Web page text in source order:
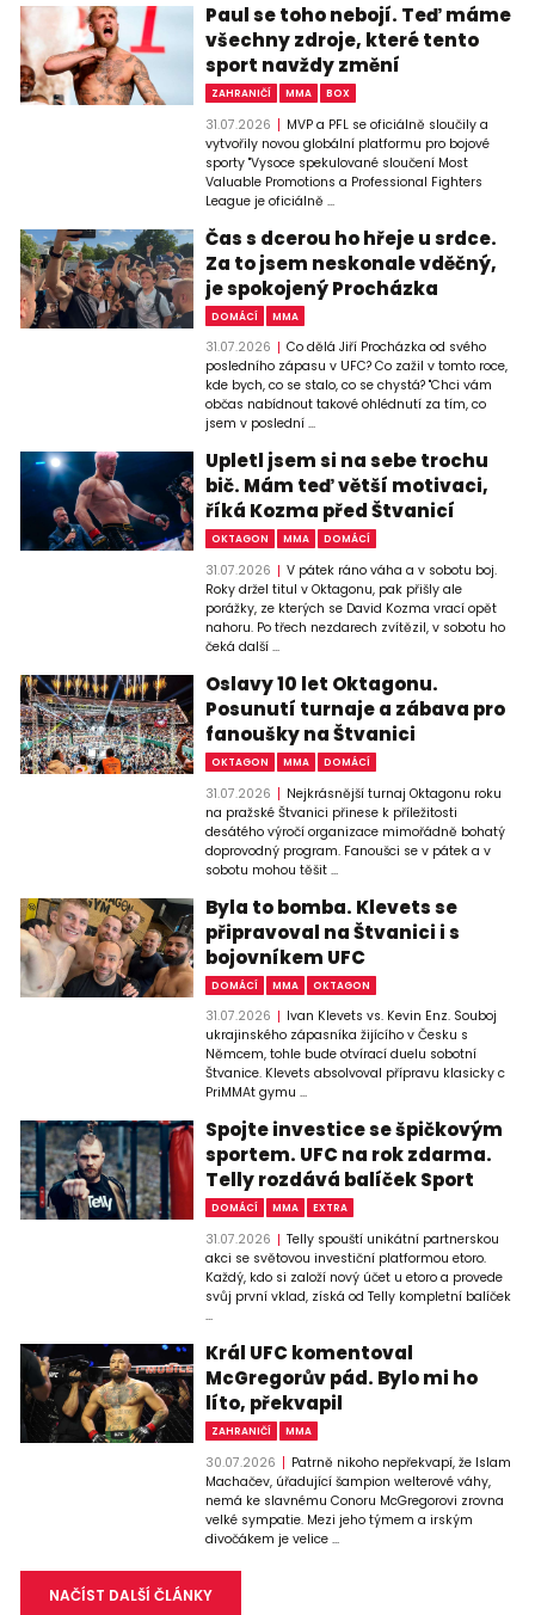
Paul se toho nebojí. Teď máme
všechny zdroje, které tento
sport navždy změní
ZAHRANIČÍ MMA BOX
31.07.2026
MVP a PFL se oficiálně sloučily a
vytvořily novou globální platformu pro bojové
sporty "Vysoce spekulované sloučení Most
Valuable Promotions a Professional Fighters
League je oficiálně ...
Čas s dcerou ho hřeje u srdce.
Za to jsem neskonale vděčný,
je spokojený Procházka
DOMÁCÍ MMA
31.07.2026
Co dělá Jiří Procházka od svého
posledního zápasu v UFC? Co zažil v tomto roce,
kde bych, co se stalo, co se chystá? "Chci vám
občas nabídnout takové ohlédnutí za tím, co
jsem v poslední ...
Upletl jsem si na sebe trochu
bič. Mám teď větší motivaci,
říká Kozma před Štvanicí
OKTAGON MMA DOMÁCÍ
31.07.2026
V pátek ráno váha a v sobotu boj.
Roky držel titul v Oktagonu, pak přišly ale
porážky, ze kterých se David Kozma vrací opět
nahoru. Po třech nezdarech zvítězil, v sobotu ho
čeká další ...
Oslavy 10 let Oktagonu.
Posunutí turnaje a zábava pro
fanoušky na Štvanici
OKTAGON MMA DOMÁCÍ
31.07.2026
Nejkrásnější turnaj Oktagonu roku
na pražské Štvanici přinese k příležitosti
desátého výročí organizace mimořádně bohatý
doprovodný program. Fanoušci se v pátek a v
sobotu mohou těšit ...
Byla to bomba. Klevets se
připravoval na Štvanici i s
bojovníkem UFC
DOMÁCÍ MMA OKTAGON
31.07.2026
Ivan Klevets vs. Kevin Enz. Souboj
ukrajinského zápasníka žijícího v Česku s
Němcem, tohle bude otvírací duelu sobotní
Štvanice. Klevets absolvoval přípravu klasicky c
PriMMAt gymu ...
Spojte investice se špičkovým
sportem. UFC na rok zdarma.
Telly rozdává balíček Sport
DOMÁCÍ MMA EXTRA
31.07.2026
Telly spouští unikátní partnerskou
akci se světovou investiční platformou etoro.
Každý, kdo si založí nový účet u etoro a provede
svůj první vklad, získá od Telly kompletní balíček
...
Král UFC komentoval
McGregorův pád. Bylo mi ho
líto, překvapil
ZAHRANIČÍ MMA
30.07.2026
Patrně nikoho nepřekvapí, že Islam
Machačev, úřadující šampion welterové váhy,
nemá ke slavnému Conoru McGregorovi zrovna
velké sympatie. Mezi jeho týmem a irským
divočákem je velice ...
NAČÍST DALŠÍ ČLÁNKY